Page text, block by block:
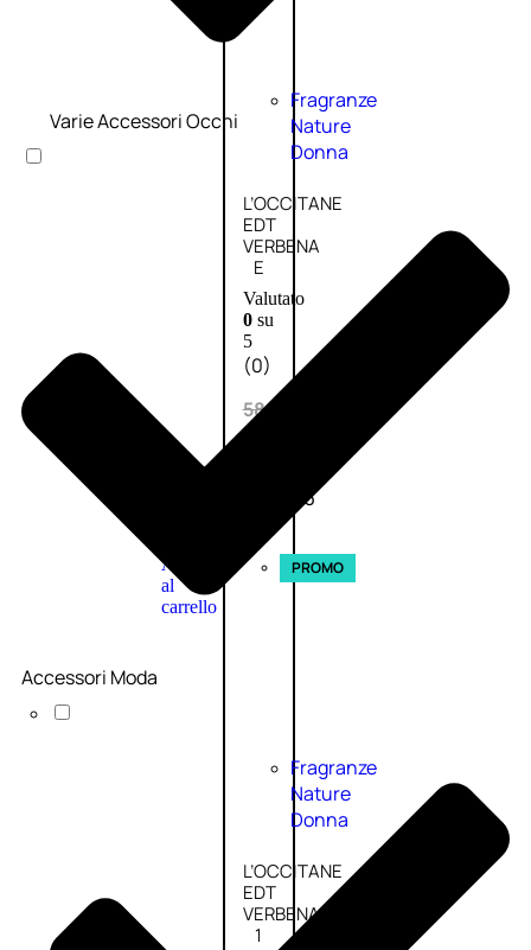
Fragranze
Nature
Donna
L’OCCITANE
EDT
VERBENA
E
Valutato
0su
5
(0)
58,00
ESAURITO
Aggiungi
al
carrello
PROMO
Fragranze
Nature
Donna
L’OCCITANE
EDT
VERBENA
1
Varie Accessori Occhi
Accessori Moda